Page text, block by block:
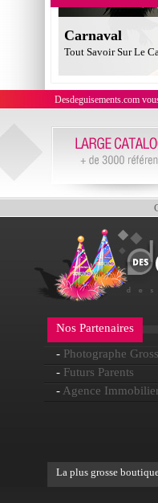
Carnaval
Tout Savoir Sur Le
Desdeguisements.com
Nos Partenaires
- Photographe
- Futurs Parents
- Agence
La plus grosse